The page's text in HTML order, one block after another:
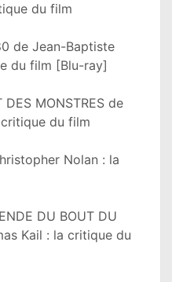
du film
de Jean-Baptiste
du film [Blu-ray]
DES MONSTRES de
du film
Nolan : la
DU BOUT DU
Kail : la critique du